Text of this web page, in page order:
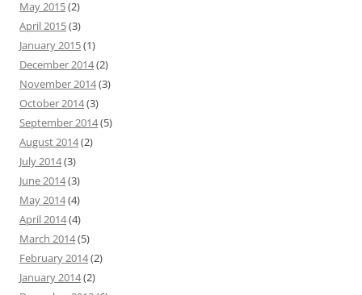
May 2015(2)
April 2015(3)
January 2015(1)
December 2014(2)
November 2014(3)
October 2014(3)
September 2014(5)
August 2014(2)
July 2014(3)
June 2014(3)
May 2014(4)
April 2014(4)
March 2014(5)
February 2014(2)
January 2014(2)